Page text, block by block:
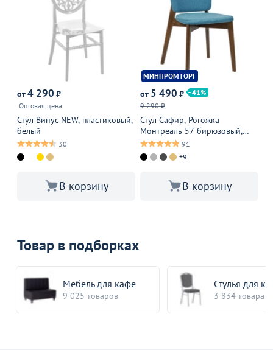
от4 290 ₽
Оптовая цена
Стул Винус NEW, пластиковый,
белый
30
В корзину
МИНПРОМТОРГ
от 5 490 ₽
41
9 290 ₽
Стул Сафир, Рогожка
Монтреаль 57 бирюзовый,
старинный орех
91
+9
В корзину
Товар в подборках
Мебель для кафе
9 025 товаров
Стулья для
3 834 товара